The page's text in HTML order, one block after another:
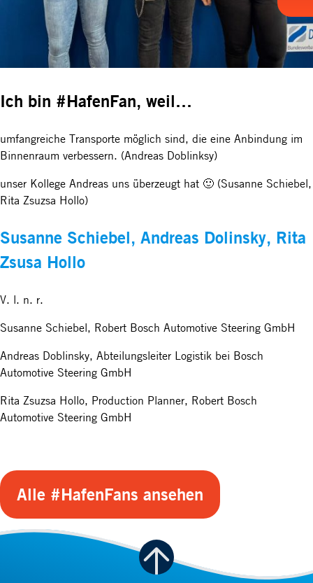
Ich bin #HafenFan, weil…
umfangreiche Transporte möglich sind, die eine Anbindung im
Binnenraum verbessern. (Andreas Doblinksy)
unser Kollege Andreas uns überzeugt hat 🙂 (Susanne Schiebel,
Rita Zsuzsa Hollo)
Susanne Schiebel, Andreas Dolinsky, Rita
Zsusa Hollo
V. l. n. r.
Susanne Schiebel, Robert Bosch Automotive Steering GmbH
Andreas Doblinsky, Abteilungsleiter Logistik bei Bosch
Automotive Steering GmbH
Rita Zsuzsa Hollo, Production Planner, Robert Bosch
Automotive Steering GmbH
Alle #HafenFans ansehen